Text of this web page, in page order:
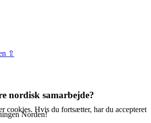
⇧
nordisk samarbejde?
Norden!
cookies. Hvis du fortsætter, har du accepteret